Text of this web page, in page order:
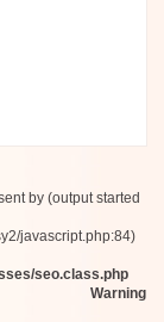
by (output started
javascript.php:84)
seo.class.php
Warning